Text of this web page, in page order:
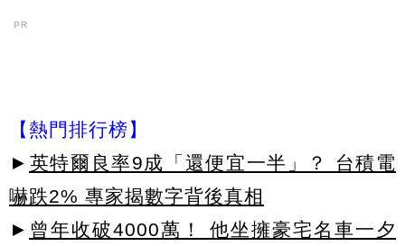
PR
【熱門排行榜】
► 英特爾良率9成「還便宜一半」？ 台積電
嚇跌2% 專家揭數字背後真相
► 曾年收破4000萬！ 他坐擁豪宅名車一夕